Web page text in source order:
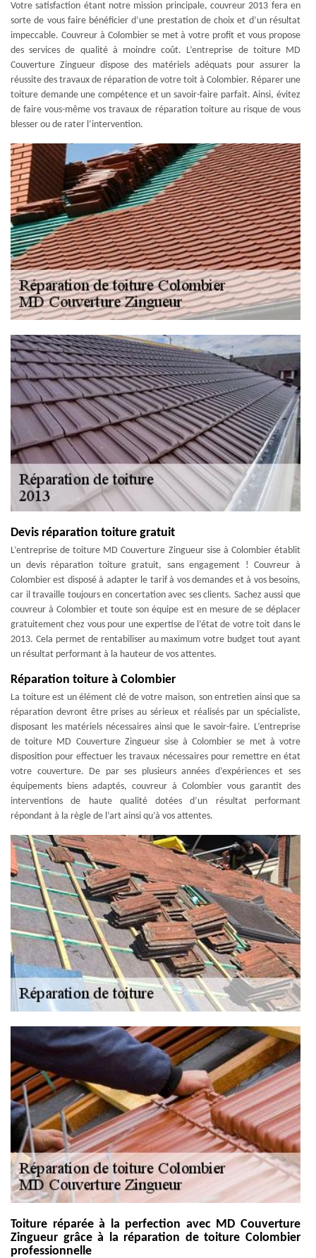
Votre satisfaction étant notre mission principale, couvreur 2013 fera en
sorte de vous faire bénéficier d’une prestation de choix et d’un résultat
impeccable. Couvreur à Colombier se met à votre profit et vous propose
des services de qualité à moindre coût. L’entreprise de toiture MD
Couverture Zingueur dispose des matériels adéquats pour assurer la
réussite des travaux de réparation de votre toit à Colombier. Réparer une
toiture demande une compétence et un savoir-faire parfait. Ainsi, évitez
de faire vous-même vos travaux de réparation toiture au risque de vous
blesser ou de rater l’intervention.
Devis réparation toiture gratuit
L’entreprise de toiture MD Couverture Zingueur sise à Colombier établit
un devis réparation toiture gratuit, sans engagement ! Couvreur à
Colombier est disposé à adapter le tarif à vos demandes et à vos besoins,
car il travaille toujours en concertation avec ses clients. Sachez aussi que
couvreur à Colombier et toute son équipe est en mesure de se déplacer
gratuitement chez vous pour une expertise de l’état de votre toit dans le
2013. Cela permet de rentabiliser au maximum votre budget tout ayant
un résultat performant à la hauteur de vos attentes.
Réparation toiture à Colombier
La toiture est un élément clé de votre maison, son entretien ainsi que sa
réparation devront être prises au sérieux et réalisés par un spécialiste,
disposant les matériels nécessaires ainsi que le savoir-faire. L’entreprise
de toiture MD Couverture Zingueur sise à Colombier se met à votre
disposition pour effectuer les travaux nécessaires pour remettre en état
votre couverture. De par ses plusieurs années d’expériences et ses
équipements biens adaptés, couvreur à Colombier vous garantit des
interventions de haute qualité dotées d’un résultat performant
répondant à la règle de l’art ainsi qu’à vos attentes.
Toiture réparée à la perfection avec MD Couverture
Zingueur grâce à la réparation de toiture Colombier
professionnelle